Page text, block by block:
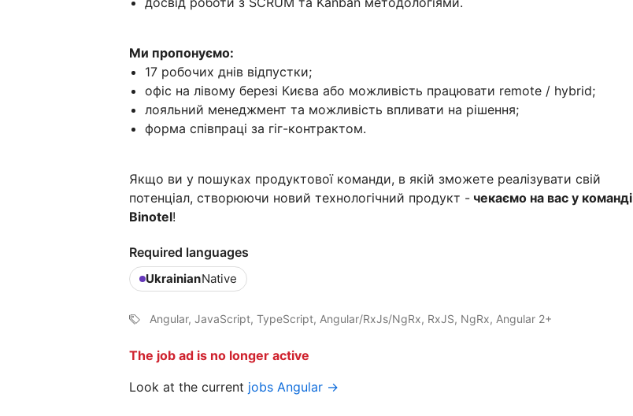
Ми пропонуємо:
17 робочих днів відпустки;
офіс на лівому березі Києва або можливість працювати remote / hybrid;
лояльний менеджмент та можливість впливати на рішення;
форма співпраці за гіг-контрактом.
Якщо ви у пошуках продуктової команди, в якій зможете реалізувати свій
потенціал, створюючи новий технологічний продукт - чекаємо на вас у команді
Binotel!
Required languages
UkrainianNative
Angular, JavaScript, TypeScript, Angular/RxJs/NgRx, RxJS, NgRx, Angular 2+
The job ad is no longer active
Look at the current jobs Angular →